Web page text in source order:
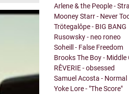
Arlene & the People -
Mooney Starr - Never
Trötegalôpe - BIG BANG
Rusowsky - neo roneo
Soheill - False Freedom
Brooks The Boy - Middle
RÊVERIE - obsessed
Samuel Acosta - Normal
Yoke Lore - "The Score"